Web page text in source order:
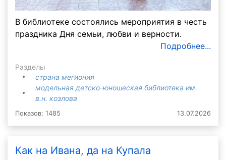
В библиотеке состоялись мероприятия в честь
праздника Дня семьи, любви и верности.
Подробнее...
Разделы
страна мегиония
модельная детско-юношеская библиотека им.
в.н. козлова
Показов: 1485 13.07.2026
Как на Ивана, да на Купала